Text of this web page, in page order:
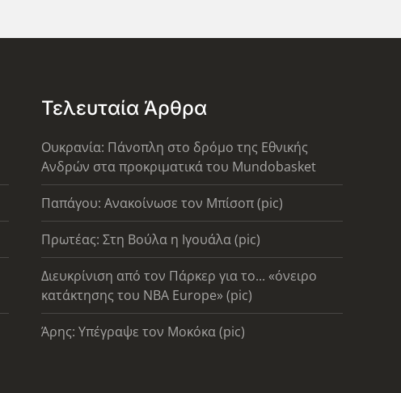
Τελευταία Άρθρα
Ουκρανία: Πάνοπλη στο δρόμο της Εθνικής
Ανδρών στα προκριματικά του Mundobasket
Παπάγου: Ανακοίνωσε τον Μπίσοπ (pic)
Πρωτέας: Στη Βούλα η Ιγουάλα (pic)
Διευκρίνιση από τον Πάρκερ για το... «όνειρο
κατάκτησης του ΝΒΑ Europe» (pic)
Άρης: Υπέγραψε τον Μοκόκα (pic)